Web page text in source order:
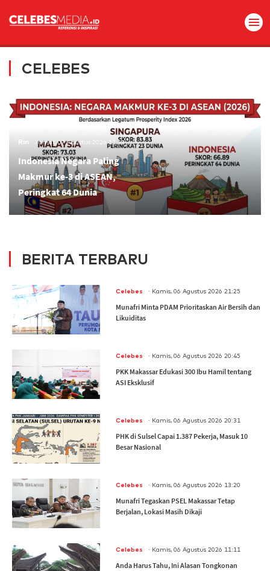
CELEBES
Rin Jumat, 07 Agustus 2026 11:53
Indonesia Negara Paling
Makmur ke-3 di ASEAN,
Peringkat 64 Dunia
BERITA TERBARU
Celebes . Kamis, 06 Agustus 2026 21:25
Munafri Minta PDAM Prioritaskan Air Bersih dan
Likuiditas
Celebes . Kamis, 06 Agustus 2026 20:45
PKK Makassar Edukasi 300 Ibu Hamil tentang
ASI Eksklusif
Celebes . Kamis, 06 Agustus 2026 20:31
PHK di Sulsel Capai 1.387 Pekerja, Masuk 10
Besar Nasional
Celebes . Kamis, 06 Agustus 2026 13:20
Munafri Tegaskan PSEL Makassar Tetap
Berjalan, Lokasi Masih Dikaji
Celebes . Kamis, 06 Agustus 2026 11:11
Anda Harus Tahu, Ini Alasan Tongkonan